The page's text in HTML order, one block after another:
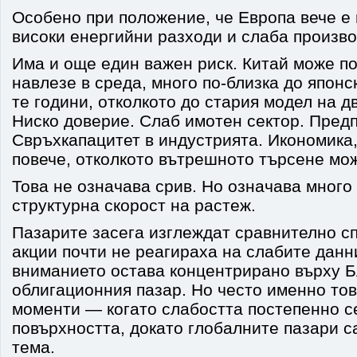
Особено при положение, че Европа вече е
високи енергийни разходи и слаба
Има и още един важен риск. Китай може
навлезе в среда, много по-близка до
те години, отколкото до стария модел на
Ниско доверие. Слаб имотен сектор.
Свръхкапацитет в индустрията.
повече, отколкото вътрешното търсене
Това не означава срив. Но означава много
структурна скорост на растеж.
Пазарите засега изглеждат сравнително
акции почти не реагираха на слабите
вниманието остава концентрирано върху
облигационния пазар. Но често именно
моменти — когато слабостта постепенно
повърхността, докато глобалните пазари
тема.